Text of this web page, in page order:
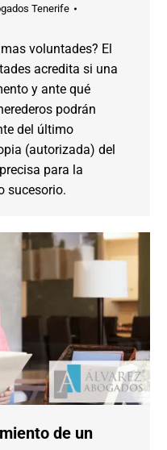
Tenerife
voluntades? El
acredita si una
y ante qué
podrán
del último
(autorizada) del
para la
sucesorio.
de un